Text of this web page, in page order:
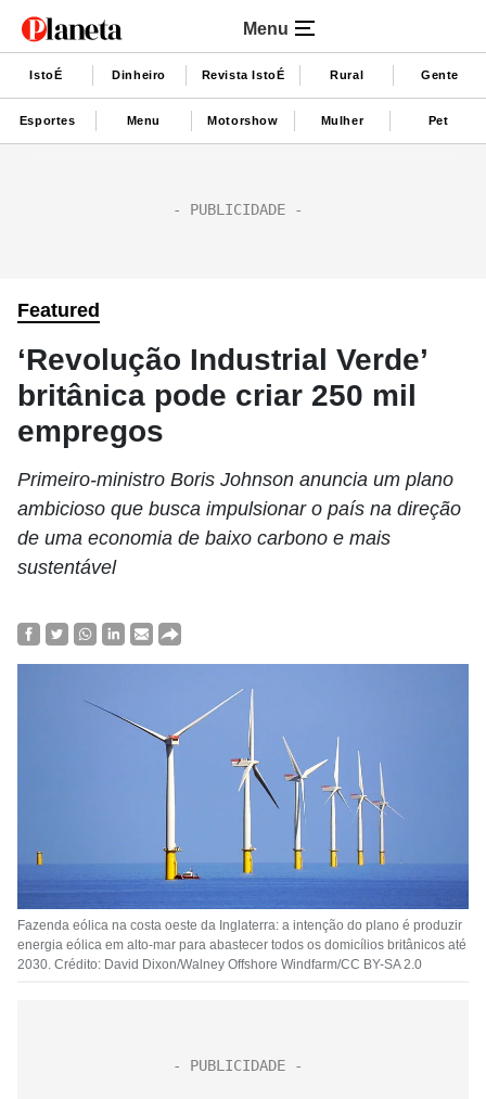
Menu
IstoÉ Dinheiro Revista IstoÉ Rural Gente
Esportes Menu Motorshow Mulher Pet
Featured
‘Revolução Industrial Verde’
britânica pode criar 250 mil
empregos
Primeiro-ministro Boris Johnson anuncia um plano
ambicioso que busca impulsionar o país na direção
de uma economia de baixo carbono e mais
sustentável
Fazenda eólica na costa oeste da Inglaterra: a intenção do plano é produzir
energia eólica em alto-mar para abastecer todos os domicílios britânicos até
2030. Crédito: David Dixon/Walney Offshore Windfarm/CC BY-SA 2.0